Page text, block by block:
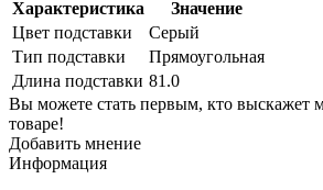
Характеристика
Значение
Цвет подставки
Серый
Тип подставки
Прямоугольная
Длина подставки 81.0
Вы можете стать первым, кто выскажет
товаре!
Добавить мнение
Информация